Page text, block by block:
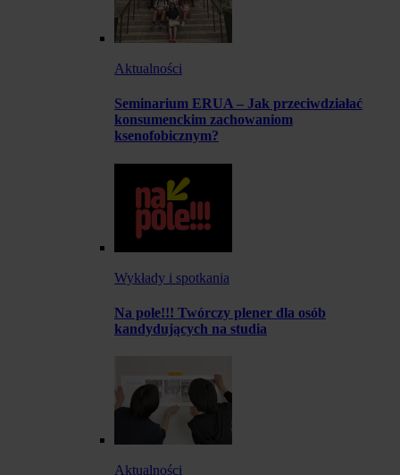
Aktualności
Seminarium ERUA – Jak przeciwdziałać
konsumenckim zachowaniom
ksenofobicznym?
Wykłady i spotkania
Na pole!!! Twórczy plener dla osób
kandydujących na studia
Aktualności